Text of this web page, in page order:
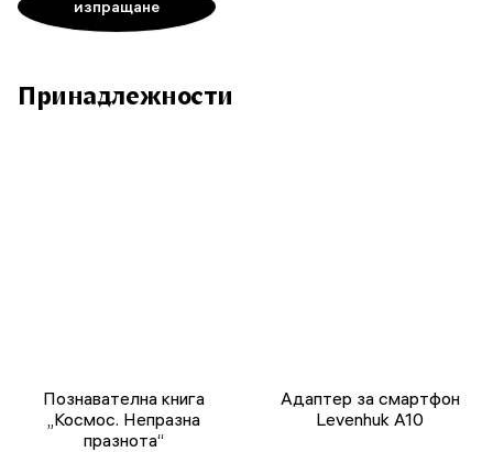
Принадлежности
Познавателна книга
„Космос. Непразна
празнота“
Адаптер за смартфон
Levenhuk A10